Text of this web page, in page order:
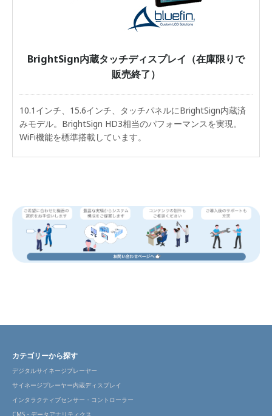
BrightSign内蔵タッチディスプレイ（在庫限りで
販売終了）
10.1インチ、15.6インチ、タッチパネルにBrightSign内蔵済
みモデル。BrightSign HD3相当のパフォーマンスを実現。
WiFi機能を標準搭載しています。
カテゴリーから探す
デジタルサイネージプレーヤー
サイネージプレーヤー内蔵ディスプレイ
インタラクティブセンサー・コントローラー
CMS・データアナリティクス